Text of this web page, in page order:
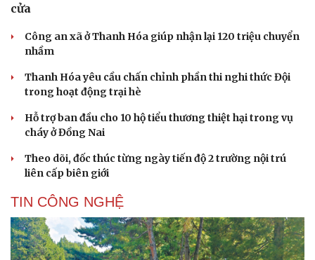
cửa
Công an xã ở Thanh Hóa giúp nhận lại 120 triệu chuyển
nhầm
Thanh Hóa yêu cầu chấn chỉnh phần thi nghi thức Đội
trong hoạt động trại hè
Hỗ trợ ban đầu cho 10 hộ tiểu thương thiệt hại trong vụ
cháy ở Đồng Nai
Theo dõi, đốc thúc từng ngày tiến độ 2 trường nội trú
liên cấp biên giới
TIN CÔNG NGHỆ